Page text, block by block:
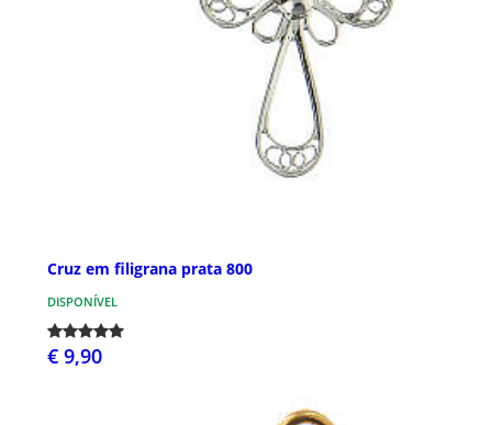
Cruz em filigrana prata 800
DISPONÍVEL
€ 9,90